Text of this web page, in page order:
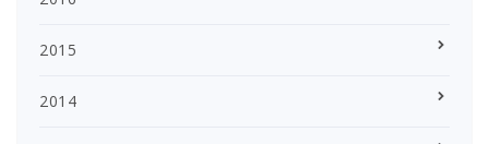
2015
2014